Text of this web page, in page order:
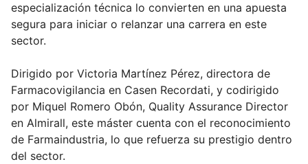
especialización técnica lo convierten en una apuesta
segura para iniciar o relanzar una carrera en este
sector.
Dirigido por Victoria Martínez Pérez, directora de
Farmacovigilancia en Casen Recordati, y codirigido
por Miquel Romero Obón, Quality Assurance Director
en Almirall, este máster cuenta con el reconocimiento
de Farmaindustria, lo que refuerza su prestigio dentro
del sector.